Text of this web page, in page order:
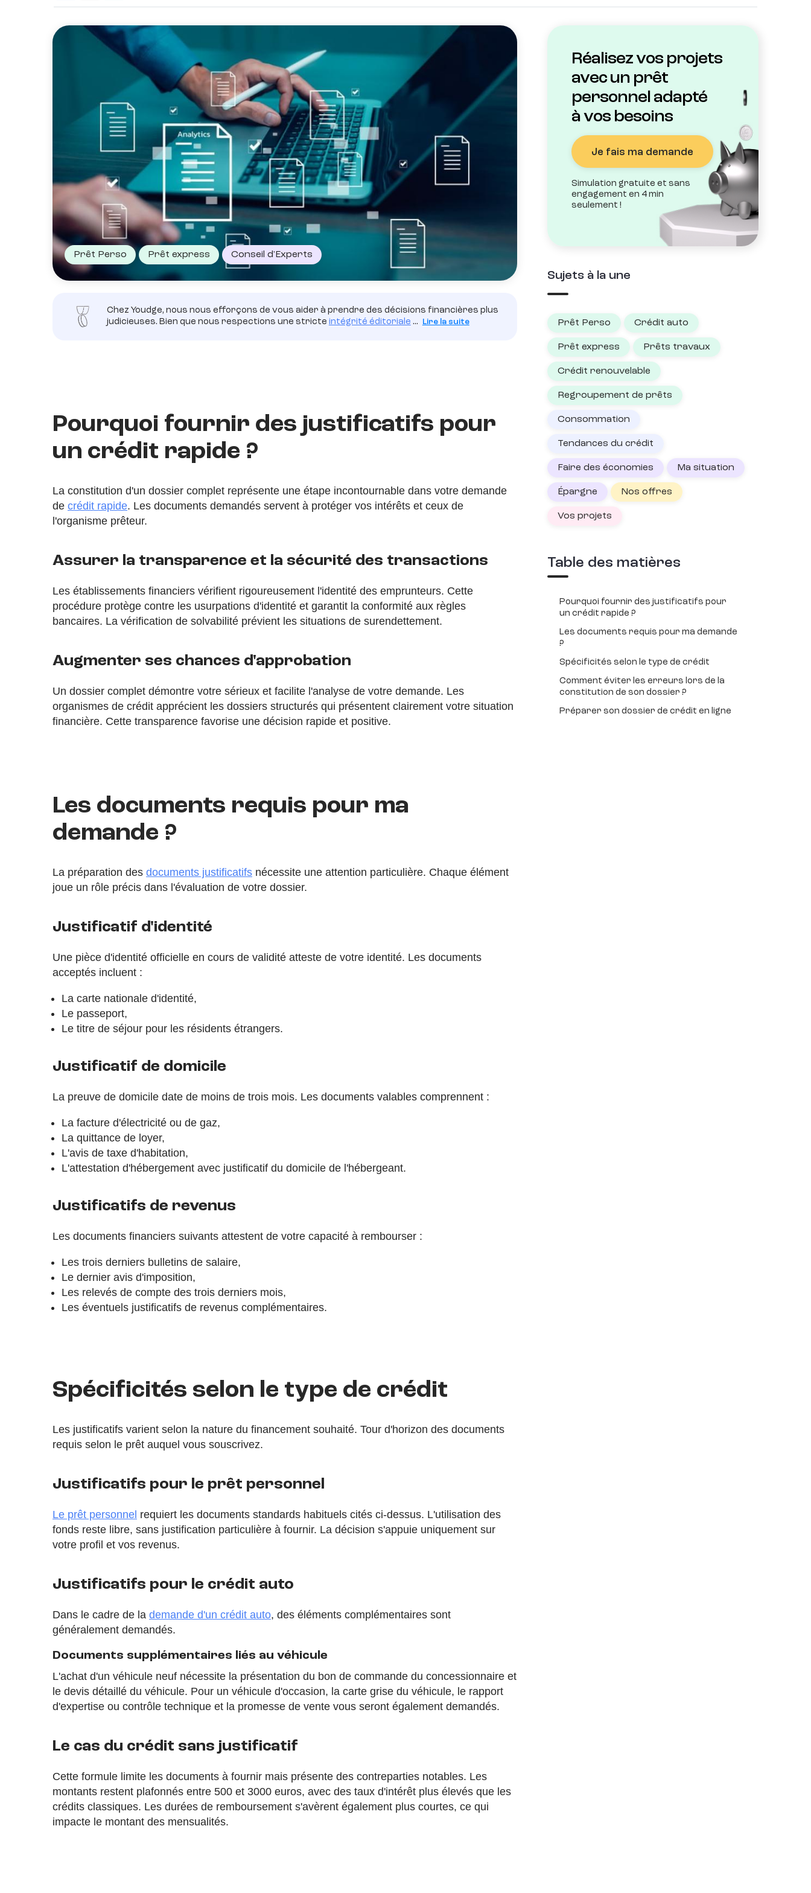
Prêt Perso Prêt express Conseil d'Experts
Chez Youdge, nous nous efforçons de vous aider à prendre des décisions financières plus
judicieuses. Bien que nous respections une stricte intégrité éditoriale ... Lire la suite
Pourquoi fournir des justificatifs pour
un crédit rapide ?
La constitution d'un dossier complet représente une étape incontournable dans votre demande
de crédit rapide. Les documents demandés servent à protéger vos intérêts et ceux de
l'organisme prêteur.
Assurer la transparence et la sécurité des transactions
Les établissements financiers vérifient rigoureusement l'identité des emprunteurs. Cette
procédure protège contre les usurpations d'identité et garantit la conformité aux règles
bancaires. La vérification de solvabilité prévient les situations de surendettement.
Augmenter ses chances d'approbation
Un dossier complet démontre votre sérieux et facilite l'analyse de votre demande. Les
organismes de crédit apprécient les dossiers structurés qui présentent clairement votre situation
financière. Cette transparence favorise une décision rapide et positive.
Les documents requis pour ma
demande ?
La préparation des documents justificatifs nécessite une attention particulière. Chaque élément
joue un rôle précis dans l'évaluation de votre dossier.
Justificatif d'identité
Une pièce d'identité officielle en cours de validité atteste de votre identité. Les documents
acceptés incluent :
La carte nationale d'identité,
Le passeport,
Le titre de séjour pour les résidents étrangers.
Justificatif de domicile
La preuve de domicile date de moins de trois mois. Les documents valables comprennent :
La facture d'électricité ou de gaz,
La quittance de loyer,
L'avis de taxe d'habitation,
L'attestation d'hébergement avec justificatif du domicile de l'hébergeant.
Justificatifs de revenus
Les documents financiers suivants attestent de votre capacité à rembourser :
Les trois derniers bulletins de salaire,
Le dernier avis d'imposition,
Les relevés de compte des trois derniers mois,
Les éventuels justificatifs de revenus complémentaires.
Spécificités selon le type de crédit
Les justificatifs varient selon la nature du financement souhaité. Tour d'horizon des documents
requis selon le prêt auquel vous souscrivez.
Justificatifs pour le prêt personnel
Le prêt personnel requiert les documents standards habituels cités ci-dessus. L'utilisation des
fonds reste libre, sans justification particulière à fournir. La décision s'appuie uniquement sur
votre profil et vos revenus.
Justificatifs pour le crédit auto
Dans le cadre de la demande d'un crédit auto, des éléments complémentaires sont
généralement demandés.
Documents supplémentaires liés au véhicule
L'achat d'un véhicule neuf nécessite la présentation du bon de commande du concessionnaire et
le devis détaillé du véhicule. Pour un véhicule d'occasion, la carte grise du véhicule, le rapport
d'expertise ou contrôle technique et la promesse de vente vous seront également demandés.
Le cas du crédit sans justificatif
Cette formule limite les documents à fournir mais présente des contreparties notables. Les
montants restent plafonnés entre 500 et 3000 euros, avec des taux d'intérêt plus élevés que les
crédits classiques. Les durées de remboursement s'avèrent également plus courtes, ce qui
impacte le montant des mensualités.
Réalisez vos projets
avec un prêt
personnel adapté
à vos besoins
Je fais ma demande
Simulation gratuite et sans
engagement en 4 min
seulement !
Sujets à la une
Prêt Perso Crédit auto
Prêt express Prêts travaux
Crédit renouvelable
Regroupement de prêts
Consommation
Tendances du crédit
Faire des économies Ma situation
Épargne Nos offres
Vos projets
Table des matières
Pourquoi fournir des justificatifs pour
un crédit rapide ?
Les documents requis pour ma demande
?
Spécificités selon le type de crédit
Comment éviter les erreurs lors de la
constitution de son dossier ?
Préparer son dossier de crédit en ligne